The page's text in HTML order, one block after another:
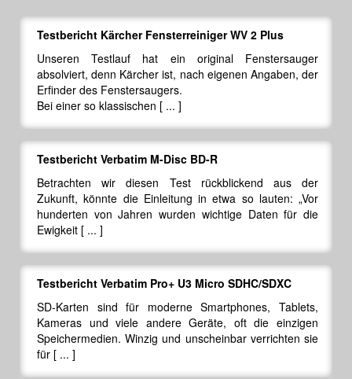
Testbericht Kärcher Fensterreiniger WV 2 Plus
Unseren Testlauf hat ein original Fenstersauger
absolviert, denn Kärcher ist, nach eigenen Angaben, der
Erfinder des Fenstersaugers.
Bei einer so klassischen [ ... ]
Testbericht Verbatim M-Disc BD-R
Betrachten wir diesen Test rückblickend aus der
Zukunft, könnte die Einleitung in etwa so lauten: „Vor
hunderten von Jahren wurden wichtige Daten für die
Ewigkeit [ ... ]
Testbericht Verbatim Pro+ U3 Micro SDHC/SDXC
SD-Karten sind für moderne Smartphones, Tablets,
Kameras und viele andere Geräte, oft die einzigen
Speichermedien. Winzig und unscheinbar verrichten sie
für [ ... ]